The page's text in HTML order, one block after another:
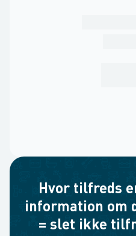
Hvor tilfreds
information om
= slet ikke